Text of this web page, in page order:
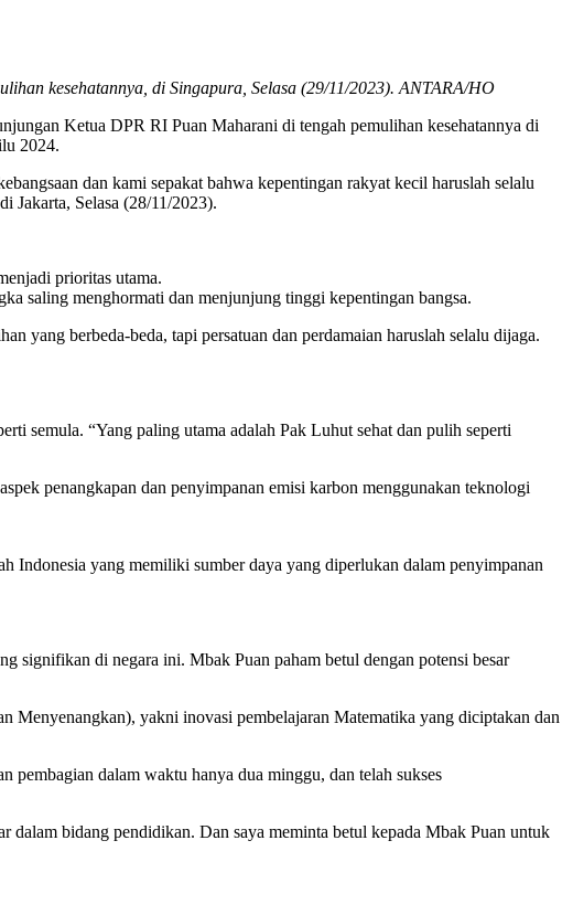
kesehatannya, di Singapura, Selasa (29/11/2023). ANTARA/HO
Ketua DPR RI Puan Maharani di tengah pemulihan kesehatannya di
2024.
dan kami sepakat bahwa kepentingan rakyat kecil haruslah selalu
Jakarta, Selasa (28/11/2023).
prioritas utama.
saling menghormati dan menjunjung tinggi kepentingan bangsa.
yang berbeda-beda, tapi persatuan dan perdamaian haruslah selalu dijaga.
semula. “Yang paling utama adalah Pak Luhut sehat dan pulih seperti
penangkapan dan penyimpanan emisi karbon menggunakan teknologi
Indonesia yang memiliki sumber daya yang diperlukan dalam penyimpanan
signifikan di negara ini. Mbak Puan paham betul dengan potensi besar
Menyenangkan), yakni inovasi pembelajaran Matematika yang diciptakan dan
pembagian dalam waktu hanya dua minggu, dan telah sukses
dalam bidang pendidikan. Dan saya meminta betul kepada Mbak Puan untuk